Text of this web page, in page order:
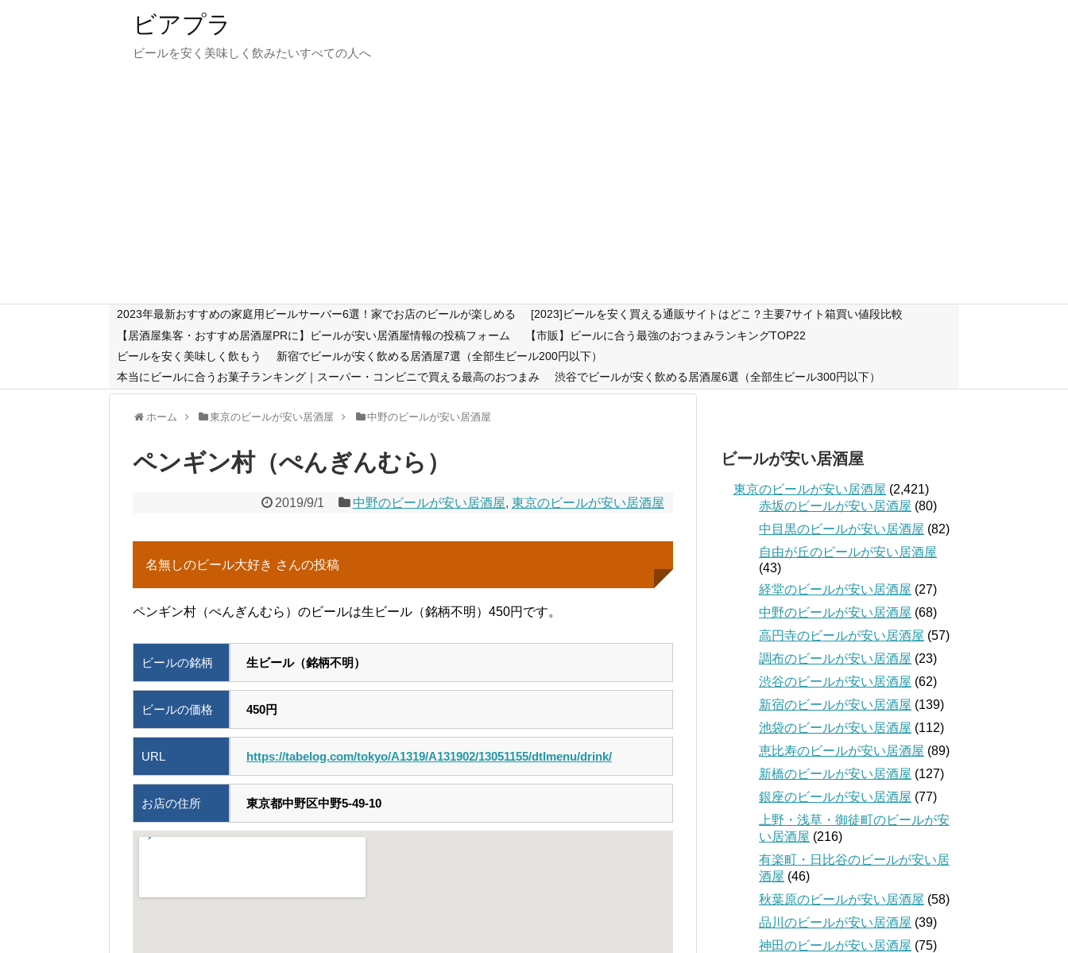
ビアプラ
ビールを安く美味しく飲みたいすべての人へ
2023年最新おすすめの家庭用ビールサーバー6選！家でお店のビールが楽しめる
[2023]ビールを安く買える通販サイトはどこ？主要7サイト箱買い値段比較
【居酒屋集客・おすすめ居酒屋PRに】ビールが安い居酒屋情報の投稿フォーム
【市販】ビールに合う最強のおつまみランキングTOP22
ビールを安く美味しく飲もう
新宿でビールが安く飲める居酒屋7選（全部生ビール200円以下）
本当にビールに合うお菓子ランキング｜スーパー・コンビニで買える最高のおつまみ
渋谷でビールが安く飲める居酒屋6選（全部生ビール300円以下）
ホーム 東京のビールが安い居酒屋 中野のビールが安い居酒屋
ペンギン村（ぺんぎんむら）
2019/9/1 中野のビールが安い居酒屋, 東京のビールが安い居酒屋
名無しのビール大好き さんの投稿
ペンギン村（ぺんぎんむら）のビールは生ビール（銘柄不明）450円です。
ビールの銘柄 生ビール（銘柄不明）
ビールの価格 450円
URL https://tabelog.com/tokyo/A1319/A131902/13051155/dtlmenu/drink/
お店の住所 東京都中野区中野5-49-10
ビールが安い居酒屋
東京のビールが安い居酒屋 (2,421)
赤坂のビールが安い居酒屋 (80)
中目黒のビールが安い居酒屋 (82)
自由が丘のビールが安い居酒屋
(43)
経堂のビールが安い居酒屋 (27)
中野のビールが安い居酒屋 (68)
高円寺のビールが安い居酒屋 (57)
調布のビールが安い居酒屋 (23)
渋谷のビールが安い居酒屋 (62)
新宿のビールが安い居酒屋 (139)
池袋のビールが安い居酒屋 (112)
恵比寿のビールが安い居酒屋 (89)
新橋のビールが安い居酒屋 (127)
銀座のビールが安い居酒屋 (77)
上野・浅草・御徒町のビールが安
い居酒屋 (216)
有楽町・日比谷のビールが安い居
酒屋 (46)
秋葉原のビールが安い居酒屋 (58)
品川のビールが安い居酒屋 (39)
神田のビールが安い居酒屋 (75)